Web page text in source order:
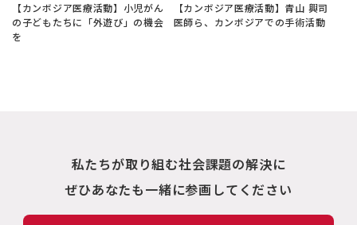
【カンボジア医療活動】小児がん
の子どもたちに「外遊び」の機会
を
【カンボジア医療活動】青山 興司
医師ら、カンボジアでの手術活動
私たちが取り組む社会課題の解決に
ぜひあなたも一緒に参画してください